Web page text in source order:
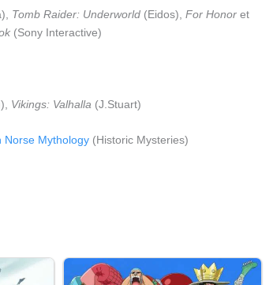
Tomb Raider: Underworld (Eidos), For Honor et
(Sony Interactive)
Vikings: Valhalla (J.Stuart)
Norse Mythology (Historic Mysteries)